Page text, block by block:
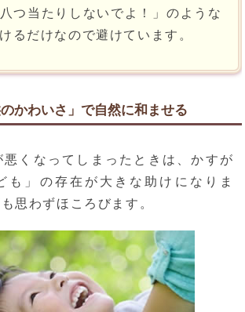
つ当たりしないでよ！」のような
るだけなので避けています。
のかわいさ」で自然に和ませる
悪くなってしまったときは、かすが
も」の存在が大きな助けになりま
思わずほころびます。